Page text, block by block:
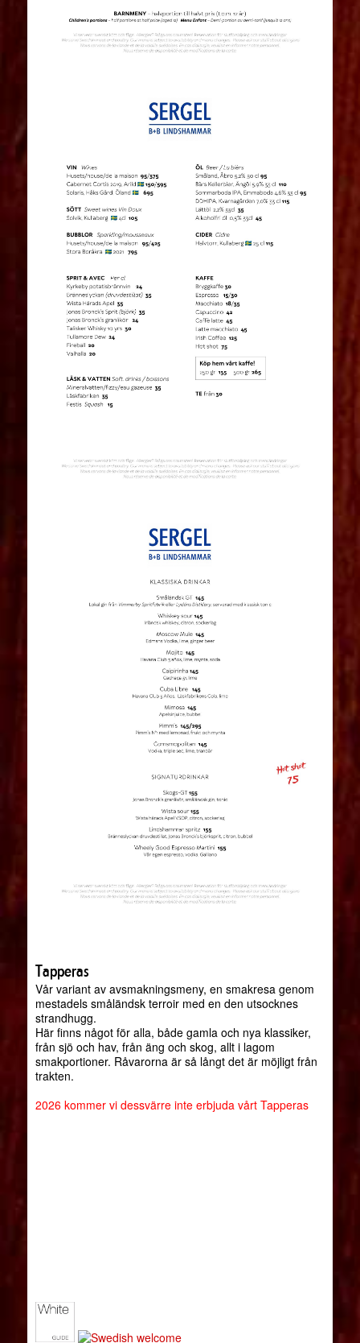
Tapperas
Vår variant av avsmakningsmeny, en smakresa genom
mestadels småländsk terroir med en den utsocknes
strandhugg.
Här finns något för alla, både gamla och nya klassiker,
från sjö och hav, från äng och skog, allt i lagom
smakportioner. Råvarorna är så långt det är möjligt från
trakten.
2026 kommer vi dessvärre inte erbjuda vårt Tapperas